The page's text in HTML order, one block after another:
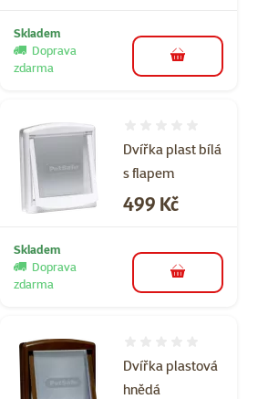
Skladem
Doprava
zdarma
do košíku
Dvířka plast bílá
s flapem
Cena
499 Kč
Skladem
Doprava
zdarma
do košíku
Dvířka plastová
hnědá